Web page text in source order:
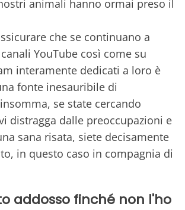
animali hanno ormai preso il
che se continuano a
YouTube così come su
interamente dedicati a loro è
fonte inesauribile di
se state cercando
distragga dalle preoccupazioni e
sana risata, siete decisamente
in questo caso in compagnia di
addosso finché non l'ho